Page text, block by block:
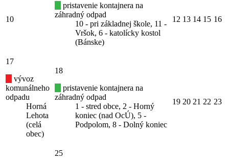
10
pristavenie kontajnera na
záhradný odpad
10 - pri základnej škole, 11 -
Vršok, 6 - katolícky kostol
(Bánske)
12 13 14 15 16
17
vývoz
komunálneho
odpadu
Horná
Lehota
(celá
obec)
18
pristavenie kontajnera na
záhradný odpad
1 - stred obce, 2 - Horný
koniec (nad OcÚ), 5 -
Podpolom, 8 - Dolný koniec
19 20 21 22 23
25